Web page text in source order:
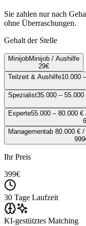
Sie zahlen nur nach
ohne Überraschungen.
Gehalt der Stelle
MinijobMinijob / Aushilfe
29€
Teilzeit & Aushilfe10.000
Spezialist35.000 –
Experte55.000 – 80.000 €
Managementab 80.000 € /
999
Ihr Preis
399€
30 Tage Laufzeit
KI-gestütztes Matching